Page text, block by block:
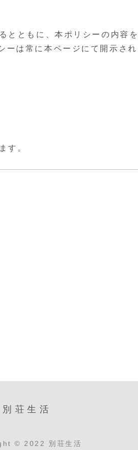
とともに、本ポリシーの内容
ーは常に本ページにて開示さ
す。
別荘生活
© 2022 別荘生活